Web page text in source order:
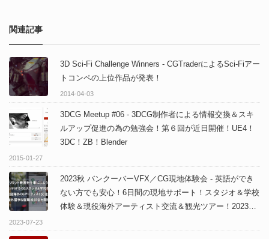
関連記事
3D Sci-Fi Challenge Winners - CGTraderによるSci-Fiアー
トコンペの上位作品が発表！
2014-04-03
3DCG Meetup #06 - 3DCG制作者による情報交換＆スキ
ルアップ促進の為の勉強会！第６回が近日開催！UE4！
3DC！ZB！Blender
2015-01-27
2023秋 バンクーバーVFX／CG現地体験会 - 英語ができ
ない方でも安心！6日間の現地サポート！スタジオ＆学校
体験＆現役海外アーティスト交流＆観光ツアー！2023年
開！
2023-07-23